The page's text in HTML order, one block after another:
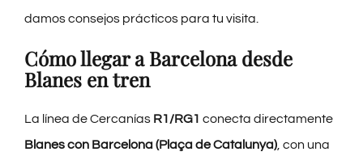
damos consejos prácticos para tu visita.
Cómo llegar a Barcelona desde
Blanes en tren
La línea de Cercanías R1/RG1 conecta directamente
Blanes con Barcelona (Plaça de Catalunya), con una